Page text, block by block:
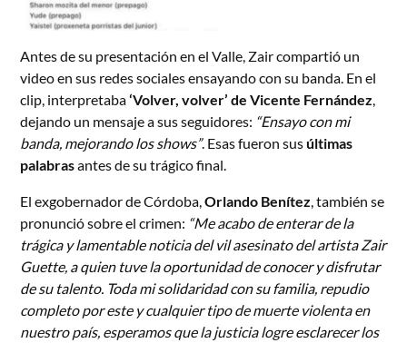
Antes de su presentación en el Valle, Zair compartió un
video en sus redes sociales ensayando con su banda. En el
clip, interpretaba‘Volver, volver’ de Vicente Fernández
dejando un mensaje a sus seguidores: “Ensayo con mi
banda, mejorando los shows”. Esas fueron susúltimas
palabrasantes de su trágico final.
El exgobernador de Córdoba,Orlando Benítez , también se
pronunció sobre el crimen: “Me acabo de enterar de la
trágica y lamentable noticia del vil asesinato del artista Zair
Guette, a quien tuve la oportunidad de conocer y disfrutar
de su talento. Toda mi solidaridad con su familia, repudio
completo por este y cualquier tipo de muerte violenta en
nuestro país, esperamos que la justicia logre esclarecer los